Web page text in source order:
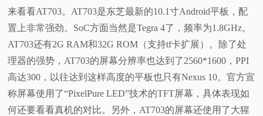
来看看AT703。AT703是东芝最新的10.1寸Android平板，配
置上非常强劲。SoC方面当然是Tegra 4了，频率为1.8GHz。
AT703还有2G RAM和32G ROM（支持tf卡扩展）。除了处
理器的强势，AT703的屏幕分辨率也达到了2560*1600，PPI
高达300，以往达到这样高度的平板也只有Nexus 10。官方宣
称屏幕使用了“PixelPure LED”技术的TFT屏幕，具体表现如
何还要看看真机的对比。另外，AT703的屏幕还使用了大猩